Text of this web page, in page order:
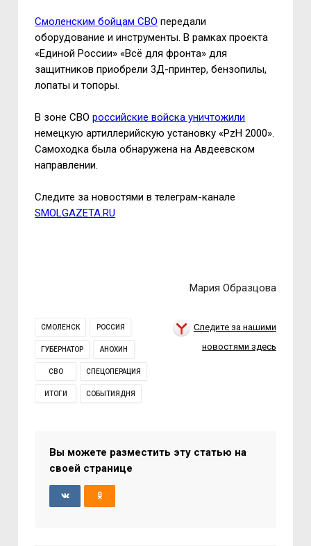
Смоленским бойцам СВО передали
оборудование и инструменты. В рамках проекта
«Единой России» «Всё для фронта» для
защитников приобрели 3Д-принтер, бензопилы,
лопаты и топоры.
В зоне СВОроссийские войска уничтожили
немецкую артиллерийскую установку «PzH 2000».
Самоходка была обнаружена на Авдеевском
направлении.
Следите за новостями в телеграм-канале
SMOLGAZETA.RU
Мария Образцова
СМОЛЕНСК РОССИЯ
ГУБЕРНАТОР АНОХИН
СВО СПЕЦОПЕРАЦИЯ
ИТОГИ СОБЫТИЯДНЯ
Следите за нашими
новостями здесь
Вы можете разместить эту статью на
своей странице